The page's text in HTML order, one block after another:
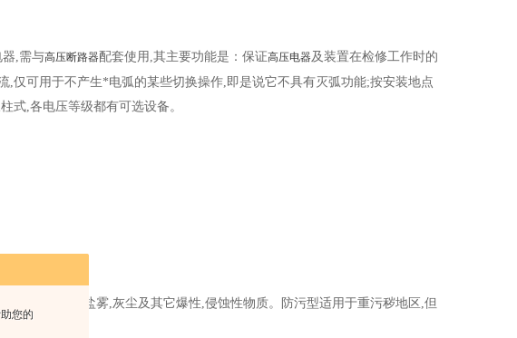
您的
器,需与高压断路器配套使用,其主要功能是：保证高压电器及装置在检修工作时的
仅可用于不产生*电弧的某些切换操作,即是说它不具有灭弧功能;按安装地点
式,各电压等级都有可选设备。
,化学性沉积,盐雾,灰尘及其它爆性,侵蚀性物质。防污型适用于重污秽地区,但